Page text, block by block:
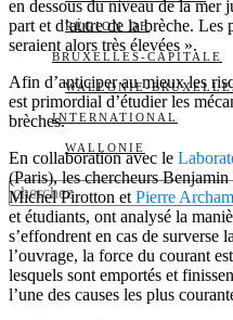
RÉGION DE
BRUXELLES-CAPITALE
WALLONIE-
INTERNATIONAL
WALLONIE
en dessous du niveau de la mer
part et d’autre de la brèche. Les
seraient alors très élevées ».
Afin d’anticiper au mieux les
est primordial d’étudier les
brèches.
En collaboration avec le
(Paris), les chercheurs
Michel Pirotton et Pierre
et étudiants, ont analysé la
s’effondrent en cas de surverse
l’ouvrage, la force du courant
lesquels sont emportés et
l’une des causes les plus